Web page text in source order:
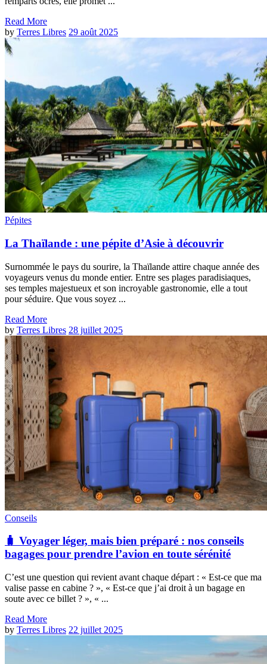
Read More
by Terres Libres 29 août 2025
Pépites
La Thaïlande : une pépite d’Asie à découvrir
Surnommée le pays du sourire, la Thaïlande attire chaque année des
voyageurs venus du monde entier. Entre ses plages paradisiaques,
ses temples majestueux et son incroyable gastronomie, elle a tout
pour séduire. Que vous soyez ...
Read More
by Terres Libres 28 juillet 2025
Conseils
🧳 Voyager léger, mais bien préparé : nos conseils
bagages pour prendre l’avion en toute sérénité
C’est une question qui revient avant chaque départ : « Est-ce que ma
valise passe en cabine ? », « Est-ce que j’ai droit à un bagage en
soute avec ce billet ? », « ...
Read More
by Terres Libres 22 juillet 2025